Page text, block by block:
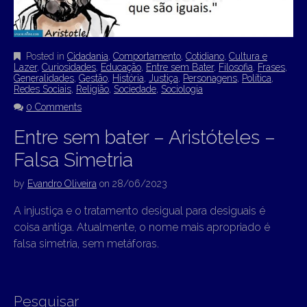
Posted in Cidadania Comportamento Cotidiano Cultura e
Lazer, Curiosidades Educação Entre sem Bater, Filosofia Frases
Generalidades Gestão História Justiça Personagens Política
Redes Sociais Religião Sociedade Sociologia
0 Comments
Entre sem bater – Aristóteles –
Falsa Simetria
by Evandro Oliveira on 28/06/2023
A injustiça e o tratamento desigual para desiguais é
coisa antiga. Atualmente, o nome mais apropriado é
falsa simetria, sem metáforas.
Pesquisar